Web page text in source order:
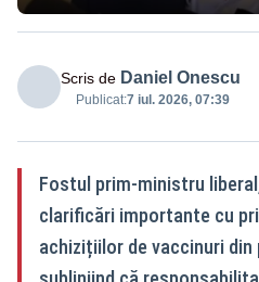
Scris de Daniel Onescu
Publicat:7 iul. 2026, 07:39
Fostul prim-ministru
clarificări importante cu
achizițiilor de vaccinuri din